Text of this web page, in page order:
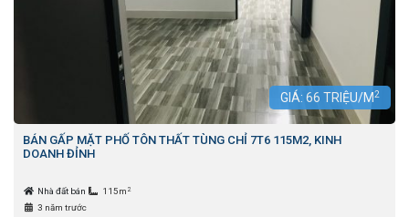
GIÁ: 66 TRIỆU/M2
BÁN GẤP MẶT PHỐ TÔN THẤT TÙNG CHỈ 7T6 115M2, KINH
DOANH ĐỈNH
Nhà đất bán 115m 2
3 năm trước